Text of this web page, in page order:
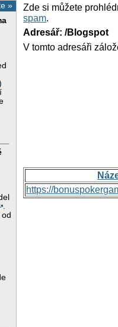
»
Zde si můžete
spam.
Adresář: /Blogspot
V tomto adresáři
https://